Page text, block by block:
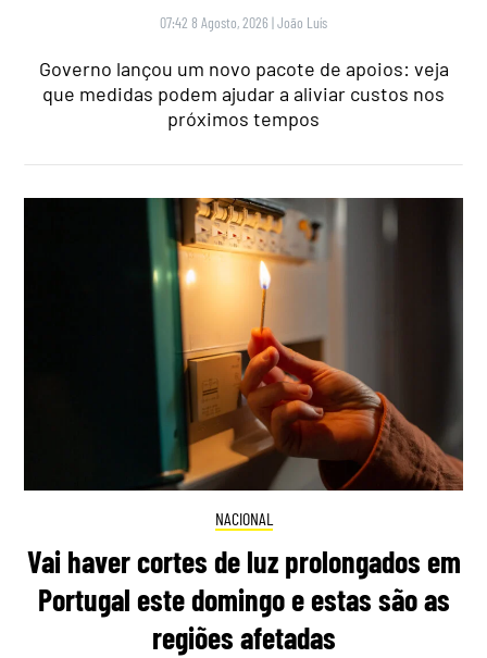
07:42 8 Agosto, 2026 |João Luís
Governo lançou um novo pacote de apoios: veja
que medidas podem ajudar a aliviar custos nos
próximos tempos
NACIONAL
Vai haver cortes de luz prolongados em
Portugal este domingo e estas são as
regiões afetadas